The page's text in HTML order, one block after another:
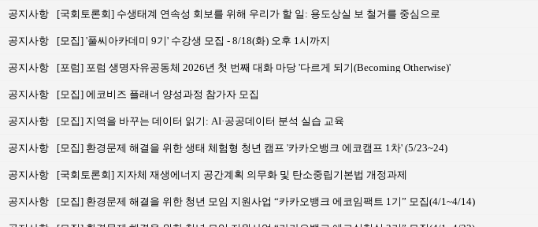
공지사항 [국회토론회] 수생태계 연속성 회보를 위해 우리가 할 일: 용도상실 보 철거를 중심으로
공지사항 [모집] '풀씨아카데미 9기' 수강생 모집 - 8/18(화) 오후 1시까지
공지사항 [포럼] 포럼 생명자유공동체 2026년 첫 번째 대화 마당 '다르게 되기(Becoming Otherwise)'
공지사항 [모집] 에코비즈 플래너 양성과정 참가자 모집
공지사항 [모집] 지역을 바꾸는 데이터 읽기: AI·공공데이터 분석 실습 교육
공지사항 [모집] 환경문제 해결을 위한 생태 체험형 청년 캠프 '카카오뱅크 에코캠프 1차' (5/23~24)
공지사항 [국회토론회] 지자체 재생에너지 공간계획 의무화 및 탄소중립기본법 개정과제
공지사항 [모집] 환경문제 해결을 위한 청년 모임 지원사업 “카카오뱅크 에코임팩트 1기” 모집(4/1~4/14)